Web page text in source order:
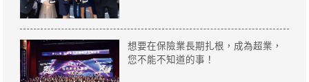
想要在保險業長期扎根，成為超業，
您不能不知道的事！